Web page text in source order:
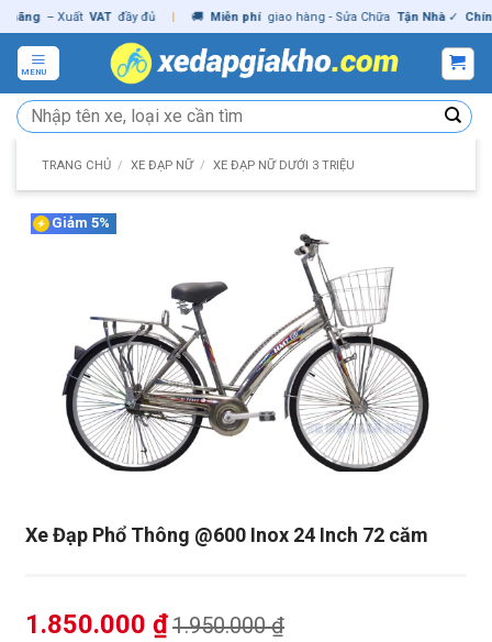
Skip
to
content
– Xuất VAT đầy đủ | 🚚 Miễn phí giao hàng - Sửa Chữa Tận Nhà ✓ Chính
MENU
Tìm
kiếm:
TRANG CHỦ / XE ĐẠP NỮ / XE ĐẠP NỮ DƯỚI 3 TRIỆU
Xe Đạp Phổ Thông @600 Inox 24 Inch 72 căm
Giảm 5%
1.850.000 ₫1.950.000₫